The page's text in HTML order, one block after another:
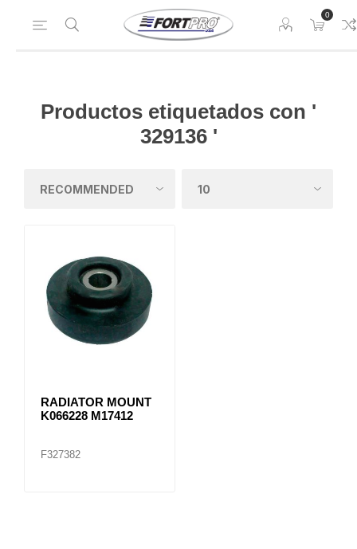
0
Productos etiquetados con '
329136 '
RADIATOR MOUNT
K066228 M17412
F327382